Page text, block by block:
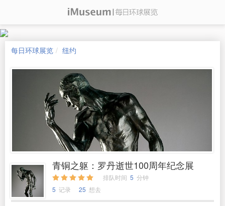
每日环球展览 纽约
青铜之躯：罗丹逝世100周年纪念展
排队时间 5 分钟
5 记录 25 想去